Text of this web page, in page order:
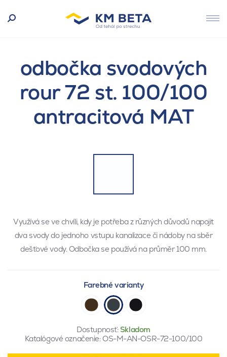
odbočka svodových
rour 72 st. 100/100
antracitová MAT
Využívá se ve chvíli, kdy je potřeba z různých důvodů napojit
dva svody do jednoho vstupu kanalizace či nádoby na sběr
dešťové vody. Odbočka se používá na průměr 100 mm.
Farebné varianty
Dostupnosť:Skladom
Katalógové označenie:OS-M-AN-OSR-72-100/100